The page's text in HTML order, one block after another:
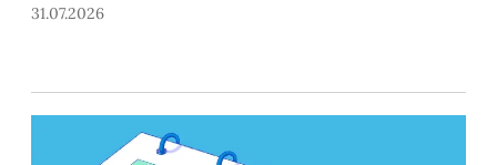
combina datos abiertos, mapas, sistemas de información
31.07.2026